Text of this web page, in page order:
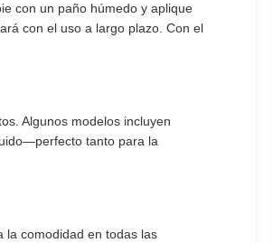
con un paño húmedo y aplique
con el uso a largo plazo. Con el
Algunos modelos incluyen
tanto para la
la comodidad en todas las